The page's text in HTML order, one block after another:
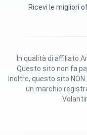
Ricevi le migliori
Questo sito non fa
Inoltre, questo sito NON
un marchio
In qualità di affiliato